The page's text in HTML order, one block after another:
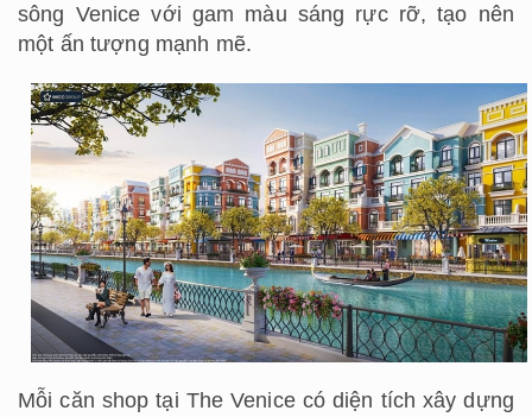
sông Venice với gam màu sáng rực rỡ, tạo nên
một ấn tượng mạnh mẽ.
Mỗi căn shop tại The Venice có diện tích xây dựng